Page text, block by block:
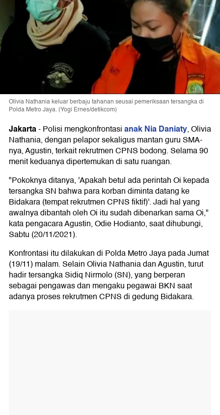
Olivia Nathania keluar berbaju tahanan seusai pemeriksaan tersangka di
Polda Metro Jaya. (Yogi Ernes/detikcom)
Jakarta-Polisi mengkonfrontasianak Nia Daniaty, Olivia
Nathania, dengan pelapor sekaligus mantan guru SMA-
nya, Agustin, terkait rekrutmen CPNS bodong. Selama 90
menit keduanya dipertemukan di satu ruangan.
"Pokoknya ditanya, 'Apakah betul ada perintah Oi kepada
tersangka SN bahwa para korban diminta datang ke
Bidakara (tempat rekrutmen CPNS fiktif)'. Jadi hal yang
awalnya dibantah oleh Oi itu sudah dibenarkan sama Oi,"
kata pengacara Agustin, Odie Hodianto, saat dihubungi,
Sabtu (20/11/2021).
Konfrontasi itu dilakukan di Polda Metro Jaya pada Jumat
(19/11) malam. Selain Olivia Nathania dan Agustin, turut
hadir tersangka Sidiq Nirmolo (SN), yang berperan
sebagai pengawas dan mengaku pegawai BKN saat
adanya proses rekrutmen CPNS di gedung Bidakara.